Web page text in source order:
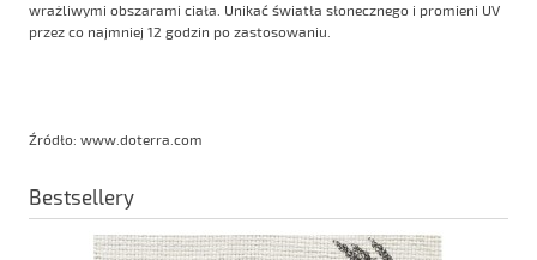
wrażliwymi obszarami ciała. Unikać światła słonecznego i promieni UV
przez co najmniej 12 godzin po zastosowaniu.
Źródło: www.doterra.com
Bestsellery